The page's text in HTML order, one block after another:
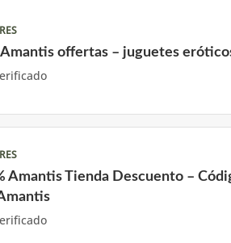
Amantis offertas – juguetes
Amantis Tienda Descuento –